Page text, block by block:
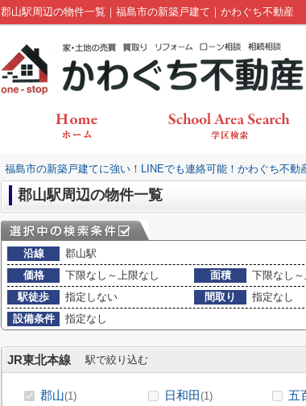
郡山駅周辺の物件一覧｜福島市の新築戸建て｜かわぐち不動産
福島市の新築戸建てに強い！LINEでも連絡可能！かわぐち不動
郡山駅周辺の物件一覧
沿線
郡山駅
価格
下限なし～上限なし 面積 下限なし
駅徒歩
指定しない 間取り
指定なし
設備条件
指定なし
JR東北本線 駅で絞り込む
郡山(1) 日和田(1) 五